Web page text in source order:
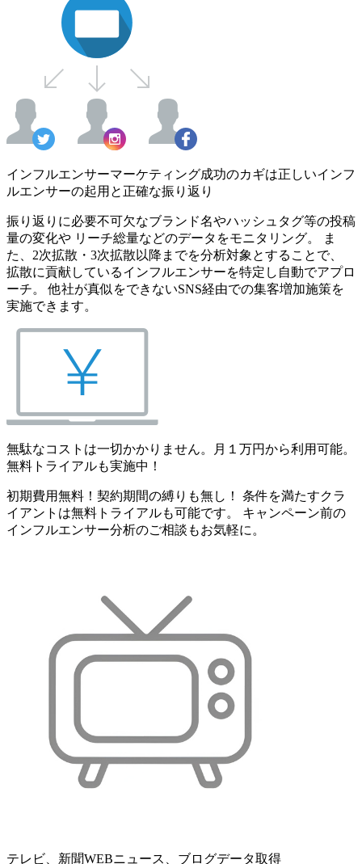
インフルエンサーマーケティング成功のカギは正しいインフ
ルエンサーの起用と正確な振り返り
振り返りに必要不可欠なブランド名やハッシュタグ等の投稿
量の変化や リーチ総量などのデータをモニタリング。 ま
た、2次拡散・3次拡散以降までを分析対象とすることで、
拡散に貢献しているインフルエンサーを特定し自動でアプロ
ーチ。 他社が真似をできないSNS経由での集客増加施策を
実施できます。
無駄なコストは一切かかりません。月１万円から利用可能。
無料トライアルも実施中！
初期費用無料！契約期間の縛りも無し！ 条件を満たすクラ
イアントは無料トライアルも可能です。 キャンペーン前の
インフルエンサー分析のご相談もお気軽に。
テレビ、新聞WEBニュース、ブログデータ取得